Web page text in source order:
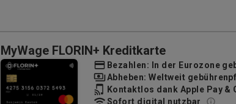
MyWage FLORIN+ Kreditkarte
Bezahlen: In der Eurozone
Abheben: Weltweit
Kontaktlos dank Apple Pay &
Sofort digital nutzbar